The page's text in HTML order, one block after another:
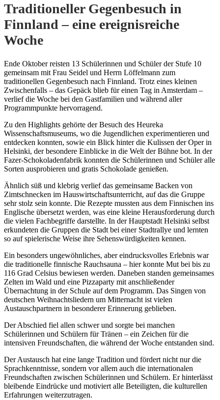
Traditioneller Gegenbesuch in
Finnland – eine ereignisreiche
Woche
Ende Oktober reisten 13 Schülerinnen und Schüler der Stufe 10
gemeinsam mit Frau Seidel und Herrn Löffelmann zum
traditionellen Gegenbesuch nach Finnland. Trotz eines kleinen
Zwischenfalls – das Gepäck blieb für einen Tag in Amsterdam –
verlief die Woche bei den Gastfamilien und während aller
Programmpunkte hervorragend.
Zu den Highlights gehörte der Besuch des Heureka
Wissenschaftsmuseums, wo die Jugendlichen experimentieren und
entdecken konnten, sowie ein Blick hinter die Kulissen der Oper in
Helsinki, der besondere Einblicke in die Welt der Bühne bot. In der
Fazer-Schokoladenfabrik konnten die Schülerinnen und Schüler alle
Sorten ausprobieren und gratis Schokolade genießen.
Ähnlich süß und klebrig verlief das gemeinsame Backen von
Zimtschnecken im Hauswirtschaftsunterricht, auf das die Gruppe
sehr stolz sein konnte. Die Rezepte mussten aus dem Finnischen ins
Englische übersetzt werden, was eine kleine Herausforderung durch
die vielen Fachbegriffe darstellte. In der Hauptstadt Helsinki selbst
erkundeten die Gruppen die Stadt bei einer Stadtrallye und lernten
so auf spielerische Weise ihre Sehenswürdigkeiten kennen.
Ein besonders ungewöhnliches, aber eindrucksvolles Erlebnis war
die traditionelle finnische Rauchsauna – hier konnte Mut bei bis zu
116 Grad Celsius bewiesen werden. Daneben standen gemeinsames
Zelten im Wald und eine Pizzaparty mit anschließender
Übernachtung in der Schule auf dem Programm. Das Singen von
deutschen Weihnachtsliedern um Mitternacht ist vielen
Austauschpartnern in besonderer Erinnerung geblieben.
Der Abschied fiel allen schwer und sorgte bei manchen
Schülerinnen und Schülern für Tränen – ein Zeichen für die
intensiven Freundschaften, die während der Woche entstanden sind.
Der Austausch hat eine lange Tradition und fördert nicht nur die
Sprachkenntnisse, sondern vor allem auch die internationalen
Freundschaften zwischen Schülerinnen und Schülern. Er hinterlässt
bleibende Eindrücke und motiviert alle Beteiligten, die kulturellen
Erfahrungen weiterzutragen.